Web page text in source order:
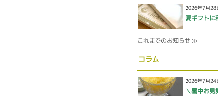
2026年7月28
夏ギフトに
これまでのお知らせ ≫
コラム
2026年7月24
＼暑中お見